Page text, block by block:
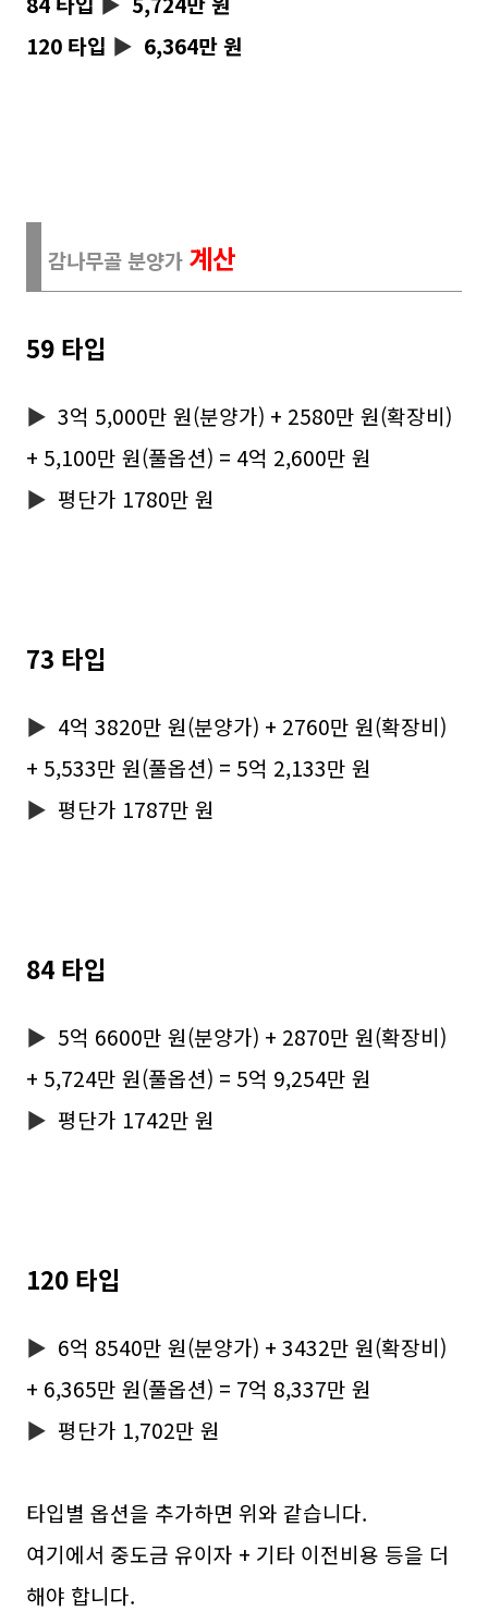
120 타입 ▶ 6,364만 원
감나무골 분양가 계산
59 타입
▶ 3억 5,000만 원(분양가) + 2580만 원(확장비)
+ 5,100만 원(풀옵션) = 4억 2,600만 원
▶ 평단가 1780만 원
73 타입
▶ 4억 3820만 원(분양가) + 2760만 원(확장비)
+ 5,533만 원(풀옵션) = 5억 2,133만 원
▶ 평단가 1787만 원
84 타입
▶ 5억 6600만 원(분양가) + 2870만 원(확장비)
+ 5,724만 원(풀옵션) = 5억 9,254만 원
▶ 평단가 1742만 원
120 타입
▶ 6억 8540만 원(분양가) + 3432만 원(확장비)
+ 6,365만 원(풀옵션) = 7억 8,337만 원
▶ 평단가 1,702만 원
타입별 옵션을 추가하면 위와 같습니다.
여기에서 중도금 유이자 + 기타 이전비용 등을 더
해야 합니다.